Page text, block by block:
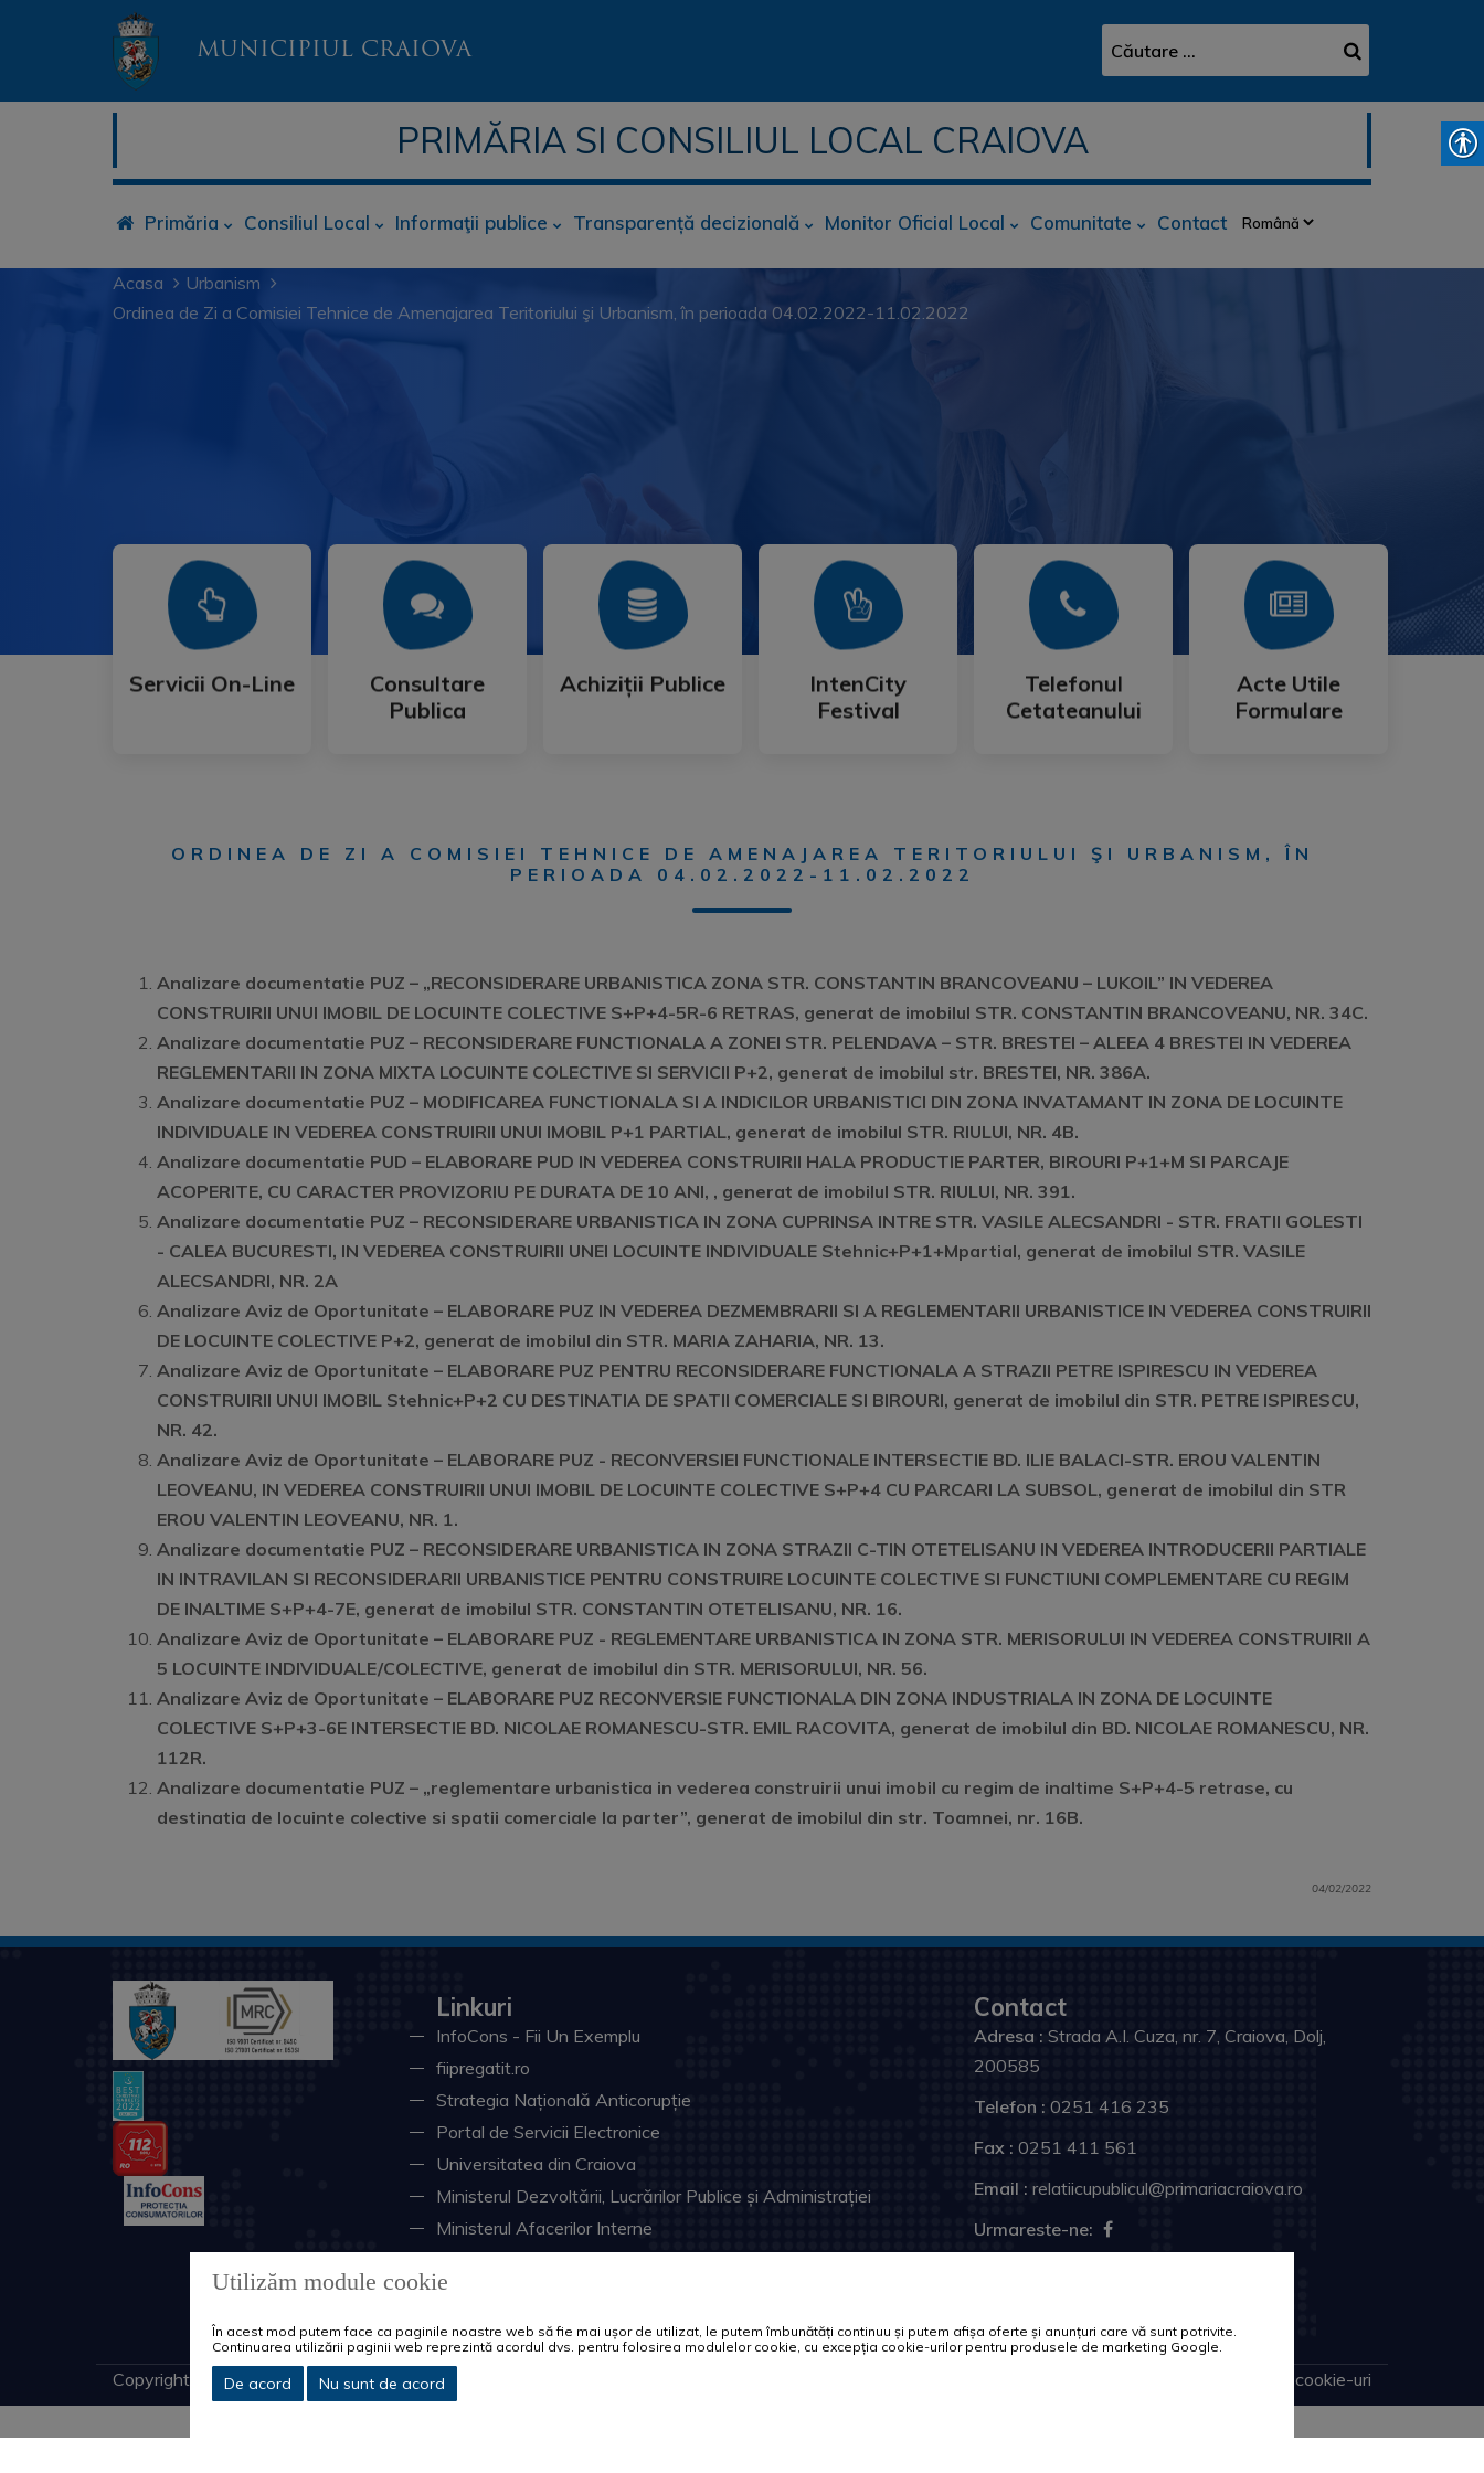
MUNICIPIUL CRAIOVA
PRIMĂRIA SI CONSILIUL LOCAL CRAIOVA
Primăria Consiliul Local Informaţii publice Transparență decizională Monitor Oficial Local Comunitate Contact
Acasa
Urbanism
Ordinea de Zi a Comisiei Tehnice de Amenajarea Teritoriului şi Urbanism, în perioada 04.02.2022-11.02.2022
Servicii On-Line
Servicii On-Line
Mai Mult
Consultare
Publica
Consultare
Publica
Mai Mult
Achiziții Publice
Achiziții Publice
Mai Mult
IntenCity
Festival
IntenCity
Festival
Mai Mult
Telefonul
Cetateanului
Telefonul
Cetateanului
Mai Mult
Acte Utile
Formulare
Acte Utile
Formulare
Mai Mult
ORDINEA DE ZI A COMISIEI TEHNICE DE AMENAJAREA TERITORIULUI ŞI URBANISM, ÎN
PERIOADA 04.02.2022-11.02.2022
Analizare documentatie PUZ – „RECONSIDERARE URBANISTICA ZONA STR. CONSTANTIN BRANCOVEANU – LUKOIL” IN VEDEREA
CONSTRUIRII UNUI IMOBIL DE LOCUINTE COLECTIVE S+P+4-5R-6 RETRAS, generat de imobilul STR. CONSTANTIN BRANCOVEANU, NR. 34C.
Analizare documentatie PUZ – RECONSIDERARE FUNCTIONALA A ZONEI STR. PELENDAVA – STR. BRESTEI – ALEEA 4 BRESTEI IN VEDEREA
REGLEMENTARII IN ZONA MIXTA LOCUINTE COLECTIVE SI SERVICII P+2, generat de imobilul str. BRESTEI, NR. 386A.
Analizare documentatie PUZ – MODIFICAREA FUNCTIONALA SI A INDICILOR URBANISTICI DIN ZONA INVATAMANT IN ZONA DE LOCUINTE
INDIVIDUALE IN VEDEREA CONSTRUIRII UNUI IMOBIL P+1 PARTIAL, generat de imobilul STR. RIULUI, NR. 4B.
Analizare documentatie PUD – ELABORARE PUD IN VEDEREA CONSTRUIRII HALA PRODUCTIE PARTER, BIROURI P+1+M SI PARCAJE
ACOPERITE, CU CARACTER PROVIZORIU PE DURATA DE 10 ANI, , generat de imobilul STR. RIULUI, NR. 391.
Analizare documentatie PUZ – RECONSIDERARE URBANISTICA IN ZONA CUPRINSA INTRE STR. VASILE ALECSANDRI - STR. FRATII GOLESTI
- CALEA BUCURESTI, IN VEDEREA CONSTRUIRII UNEI LOCUINTE INDIVIDUALE Stehnic+P+1+Mpartial, generat de imobilul STR. VASILE
ALECSANDRI, NR. 2A
Analizare Aviz de Oportunitate – ELABORARE PUZ IN VEDEREA DEZMEMBRARII SI A REGLEMENTARII URBANISTICE IN VEDEREA CONSTRUIRII
DE LOCUINTE COLECTIVE P+2, generat de imobilul din STR. MARIA ZAHARIA, NR. 13.
Analizare Aviz de Oportunitate – ELABORARE PUZ PENTRU RECONSIDERARE FUNCTIONALA A STRAZII PETRE ISPIRESCU IN VEDEREA
CONSTRUIRII UNUI IMOBIL Stehnic+P+2 CU DESTINATIA DE SPATII COMERCIALE SI BIROURI, generat de imobilul din STR. PETRE ISPIRESCU,
NR. 42.
Analizare Aviz de Oportunitate – ELABORARE PUZ - RECONVERSIEI FUNCTIONALE INTERSECTIE BD. ILIE BALACI-STR. EROU VALENTIN
LEOVEANU, IN VEDEREA CONSTRUIRII UNUI IMOBIL DE LOCUINTE COLECTIVE S+P+4 CU PARCARI LA SUBSOL, generat de imobilul din STR
EROU VALENTIN LEOVEANU, NR. 1.
Analizare documentatie PUZ – RECONSIDERARE URBANISTICA IN ZONA STRAZII C-TIN OTETELISANU IN VEDEREA INTRODUCERII PARTIALE
IN INTRAVILAN SI RECONSIDERARII URBANISTICE PENTRU CONSTRUIRE LOCUINTE COLECTIVE SI FUNCTIUNI COMPLEMENTARE CU REGIM
DE INALTIME S+P+4-7E, generat de imobilul STR. CONSTANTIN OTETELISANU, NR. 16.
Analizare Aviz de Oportunitate – ELABORARE PUZ - REGLEMENTARE URBANISTICA IN ZONA STR. MERISORULUI IN VEDEREA CONSTRUIRII A
5 LOCUINTE INDIVIDUALE/COLECTIVE, generat de imobilul din STR. MERISORULUI, NR. 56.
Analizare Aviz de Oportunitate – ELABORARE PUZ RECONVERSIE FUNCTIONALA DIN ZONA INDUSTRIALA IN ZONA DE LOCUINTE
COLECTIVE S+P+3-6E INTERSECTIE BD. NICOLAE ROMANESCU-STR. EMIL RACOVITA, generat de imobilul din BD. NICOLAE ROMANESCU, NR.
112R.
Analizare documentatie PUZ – „reglementare urbanistica in vederea construirii unui imobil cu regim de inaltime S+P+4-5 retrase, cu
destinatia de locuinte colective si spatii comerciale la parter”, generat de imobilul din str. Toamnei, nr. 16B.
04/02/2022
Linkuri
InfoCons - Fii Un Exemplu
fiipregatit.ro
Strategia Națională Anticorupție
Portal de Servicii Electronice
Universitatea din Craiova
Ministerul Dezvoltării, Lucrărilor Publice și Administrației
Ministerul Afacerilor Interne
Consiliul Judeţean Dolj
Sistemul Electronic Naţional
Contact
Adresa : Strada A.I. Cuza, nr. 7, Craiova, Dolj,
200585
Telefon : 0251 416 235
Fax : 0251 411 561
Email : relatiicupublicul@primariacraiova.ro
Urmareste-ne:
Copyright © 2026 Primăria Municipiului Craiova. Toate drepturile rezervate. Politica de cookie-uri
Utilizăm module cookie
În acest mod putem face ca paginile noastre web să fie mai ușor de utilizat, le putem îmbunătăți continuu și putem afișa oferte și anunțuri care vă sunt potrivite.
Continuarea utilizării paginii web reprezintă acordul dvs. pentru folosirea modulelor cookie, cu excepția cookie-urilor pentru produsele de marketing Google.
De acord Nu sunt de acord